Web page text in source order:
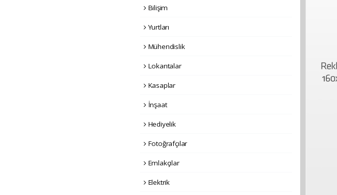
Bilişim
Yurtları
Mühendislik
Lokantalar
Kasaplar
İnşaat
Hediyelik
Fotoğrafçılar
Emlakçılar
Elektrik